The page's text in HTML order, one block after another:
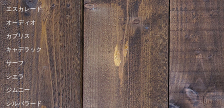
エスカレード
オーディオ
カプリス
キャデラック
サーフ
シエラ
ジムニー
シルバラード